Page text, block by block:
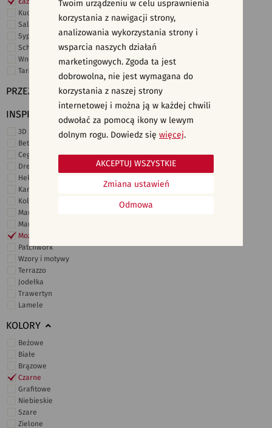
Kuchnia
Salon i hol
Sypialnia
Schody
Wnętrza komercyjne
Taras i ogród
PRZEZNACZENIE
INSPIRACJE
3D i struktury
Beton
Cegiełki
Drewno
Heksagonalne
Kamień
Kolor
Marmur
Marokańskie
Mozaika
Patchwork
Wzory i motywy
Terrazzo
Jodełka
Trawertyn
Lamele
KOLORY
Beżowe
Białe
Brązowe
Czarne
Grafitowe
Niebieskie
Szare
Zielone
Twoim urządzeniu w celu usprawnienia
korzystania z nawigacji strony,
analizowania wykorzystania strony i
wsparcia naszych działań
marketingowych. Zgoda ta jest
dobrowolna, nie jest wymagana do
korzystania z naszej strony
internetowej i można ją w każdej chwili
odwołać za pomocą ikony w lewym
dolnym rogu. Dowiedz się więcej.
Odmowa
Zmiana ustawień
AKCEPTUJ WSZYSTKIE